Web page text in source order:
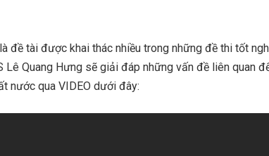
đề tài được khai thác nhiều trong những đề thi tốt
Lê Quang Hưng sẽ giải đáp những vấn đề liên quan
nước qua VIDEO dưới đây: